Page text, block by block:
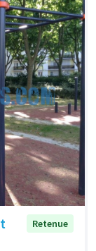
Retenue